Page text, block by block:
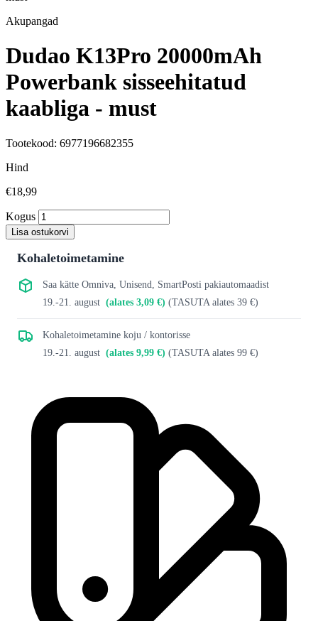
Akupangad
Dudao K13Pro 20000mAh
Powerbank sisseehitatud
kaabliga - must
Tootekood: 6977196682355
Hind
€18,99
Kogus
Lisa ostukorvi
Kohaletoimetamine
Saa kätte Omniva, Unisend, SmartPosti pakiautomaadist
19.-21. august (alates 3,09 €) (TASUTA alates 39 €)
Kohaletoimetamine koju / kontorisse
19.-21. august (alates 9,99 €) (TASUTA alates 99 €)